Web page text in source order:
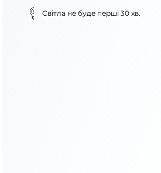
Світла не буде перші 30 хв.